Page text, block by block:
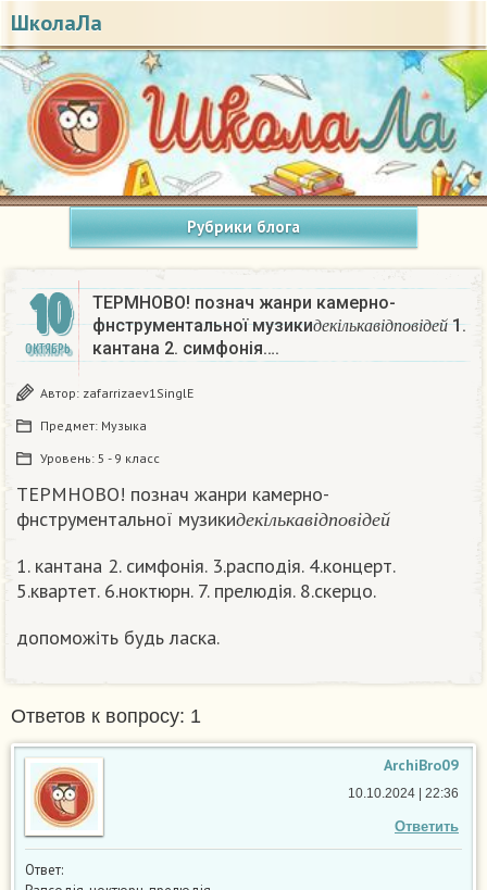
ШколаЛа
Рубрики блога
10
ОКТЯБРЬ
ТЕРМНОВО! познач жанри камерно-
фнструментальної музики д е к іл ька в і д п о в і д е й
д к ь ав по в д
1.
кантана 2. симфонія….
Автор: zafarrizaev1SinglE
Предмет: Музыка
Уровень: 5 - 9 класс
ТЕРМНОВО! познач жанри камерно-
фнструментальної музики д е к іл ька в і д п о в і д е й
д екількавід ві де
1. кантана 2. симфонія. 3.расподія. 4.концерт.
5.квартет. 6.ноктюрн. 7. прелюдія. 8.скерцо.
допоможіть будь ласка.
Ответов к вопросу: 1
ArchiBro09
Ответить
10.10.2024 | 22:36
Ответ: